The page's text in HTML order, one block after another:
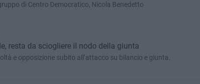
di Centro Democratico, Nicola Benedetto
resta da sciogliere il nodo della giunta
e opposizione subito all’attacco su bilancio e giunta.